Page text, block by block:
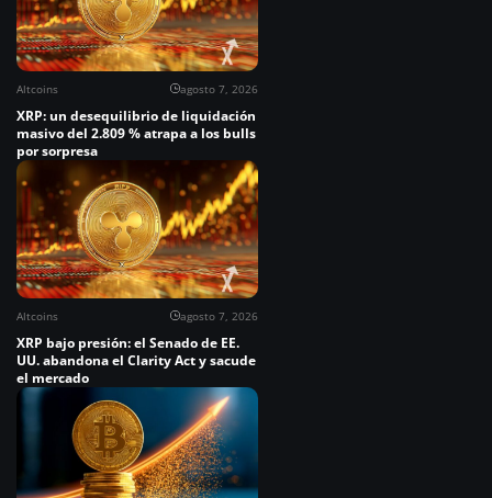
Altcoins agosto 7, 2026
XRP: un desequilibrio de liquidación
masivo del 2.809 % atrapa a los bulls
por sorpresa
Altcoins agosto 7, 2026
XRP bajo presión: el Senado de EE.
UU. abandona el Clarity Act y sacude
el mercado